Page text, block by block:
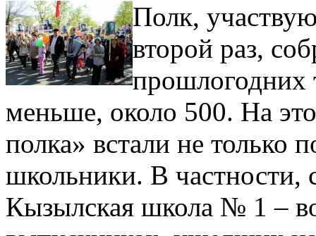
Полк,
второй раз,
прошлогодних
меньше, около 500. На
полка» встали не только
школьники. В частности,
Кызылская школа № 1 –